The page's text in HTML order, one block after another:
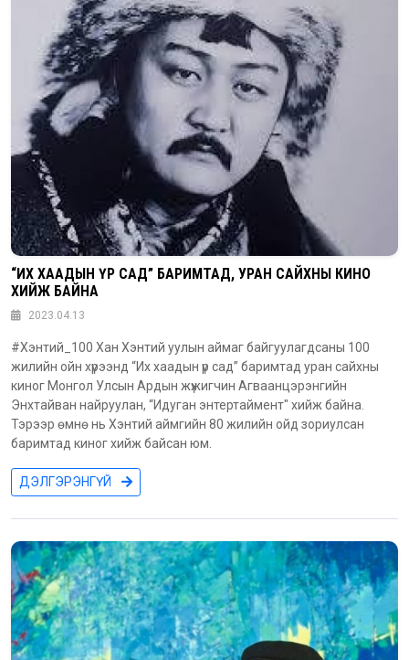
“ИХ ХААДЫН ҮР САД” БАРИМТАД, УРАН САЙХНЫ КИНО
ХИЙЖ БАЙНА
2023.04.13
#Хэнтий_100 Хан Хэнтий уулын аймаг байгуулагдсаны 100
жилийн ойн хүрээнд “Их хаадын үр сад” баримтад уран сайхны
киног Монгол Улсын Ардын жүжигчин Агваанцэрэнгийн
Энхтайван найруулан, “Идуган энтертаймент" хийж байна.
Тэрээр өмнө нь Хэнтий аймгийн 80 жилийн ойд зориулсан
баримтад киног хийж байсан юм.
ДЭЛГЭРЭНГҮЙ